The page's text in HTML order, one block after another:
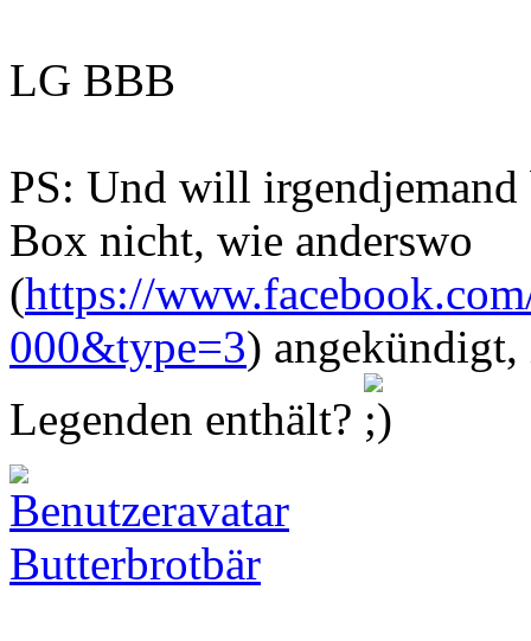
LG BBB
PS: Und will irgendjemand
Box nicht, wie anderswo
(https://
000&type=3) angekündigt,
Legenden enthält?
Butterbrotbär